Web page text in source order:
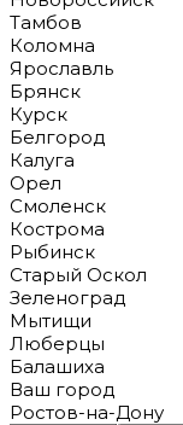
Тамбов
Коломна
Ярославль
Брянск
Курск
Белгород
Калуга
Орел
Смоленск
Кострома
Рыбинск
Старый Оскол
Зеленоград
Мытищи
Люберцы
Балашиха
Ваш город
Ростов-на-Дону